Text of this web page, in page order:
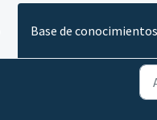
Base de conocimientos